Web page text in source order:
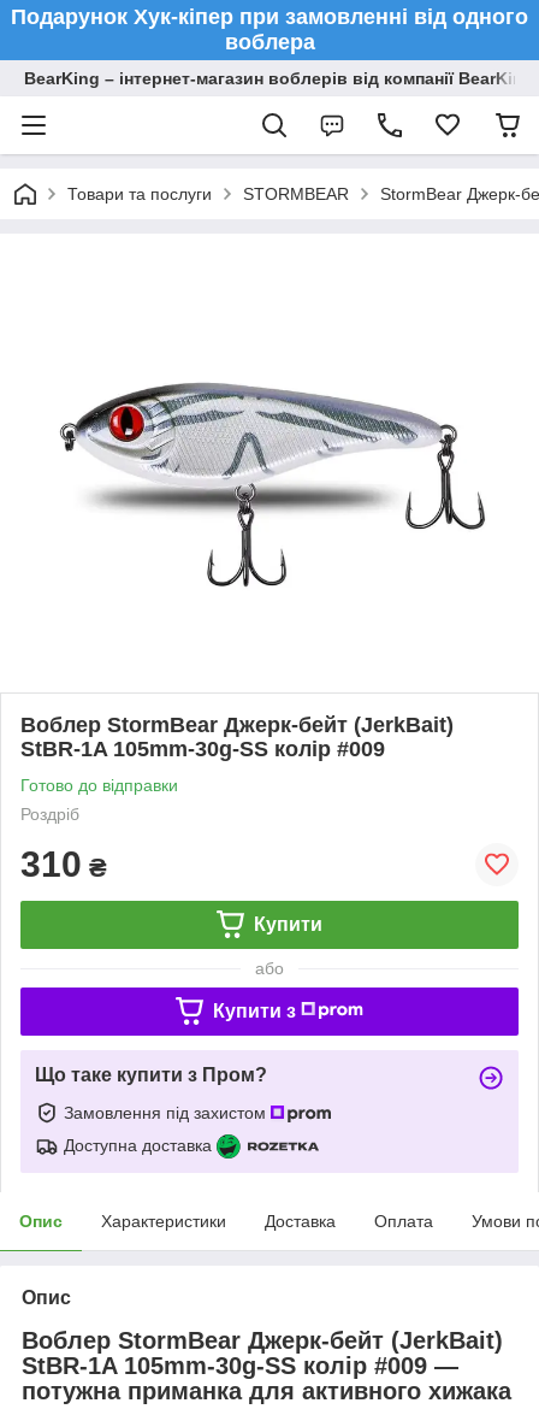
Подарунок Хук-кіпер при замовленні від одного
воблера
BearKing – інтернет-магазин воблерів від компанії BearKing
Товари та послуги STORMBEAR StormBear Джерк-
Воблер StormBear Джерк-бейт (JerkBait)
StBR-1A 105mm-30g-SS колір #009
Готово до відправки
Роздріб
310 ₴
Купити
або
Купити з
Що таке купити з Пром?
Замовлення під захистом
Доступна доставка
Опис Характеристики Доставка Оплата Умови
Опис
Воблер StormBear Джерк-бейт (JerkBait)
StBR-1A 105mm-30g-SS колір #009 —
потужна приманка для активного хижака